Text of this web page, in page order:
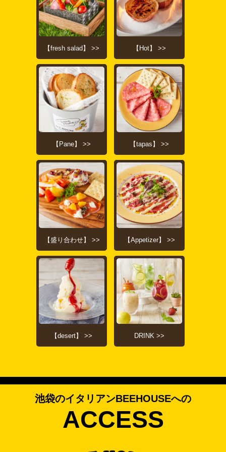
【fresh salad】 >> 【Hot】 >>
【Pane】 >> 【tapas】 >>
【盛り合わせ】 >> 【Appetizer】 >>
【desert】 >> DRINK >>
池袋のイタリアンBEEHOUSEへの
ACCESS